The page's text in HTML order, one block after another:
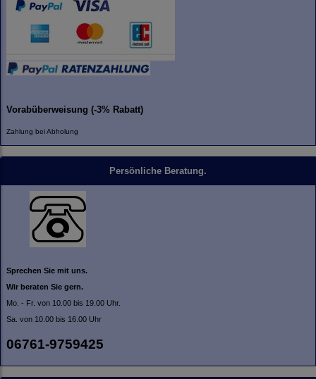
Vorabüberweisung (-3% Rabatt)
Zahlung bei Abholung
Persönliche Beratung.
Sprechen Sie mit uns.
Wir beraten Sie gern.
Mo. - Fr. von 10.00 bis 19.00 Uhr.
Sa. von 10.00 bis 16.00 Uhr
06761-9759425